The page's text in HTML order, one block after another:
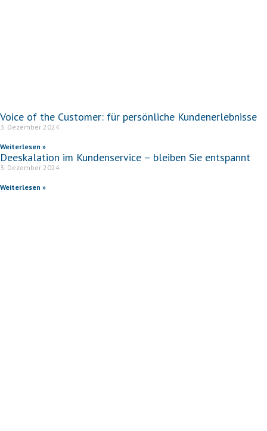
Voice of the Customer: für persönliche Kundenerlebnisse
3. Dezember 2024
Weiterlesen »
Deeskalation im Kundenservice – bleiben Sie entspannt
3. Dezember 2024
Weiterlesen »